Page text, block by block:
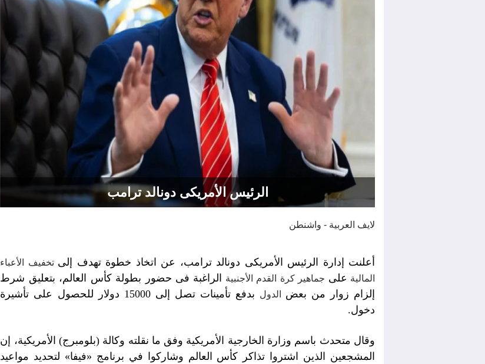
الرئيس الأمريكى دونالد ترامب
لايف العربية - واشنطن
أعلنت إدارة الرئيس الأمريكى دونالد ترامب، عن اتخاذ خطوة تهدف إلى تخفيف الأعباء
المالية على جماهير كرة القدم الأجنبية
الراغبة فى حضور بطولة كأس العالم، بتعليق شرط
إلزام زوار من بعض الدول
بدفع تأمينات تصل إلى 15000 دولار للحصول على تأشيرة
دخول.
وقال متحدث باسم وزارة الخارجية الأمريكية وفق ما نقلته وكالة (بلومبرج) الأمريكية، إن
المشجعين الذين اشتروا تذاكر كأس العالم وشاركوا في برنامج «فيفا» لتحديد مواعيد